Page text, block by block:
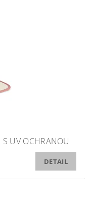
S UV OCHRANOU
DETAIL